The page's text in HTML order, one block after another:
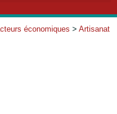
économiques > Artisanat